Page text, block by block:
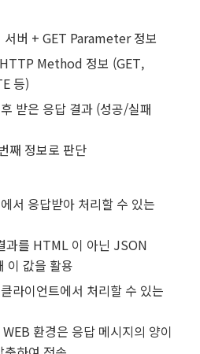
버 + GET Parameter 정보
Method 정보 (GET,
등)
받은 응답 결과 (성공/실패
째 정보로 판단
서 응답받아 처리할 수 있는
과를 HTML 이 아닌 JSON
이 값을 활용
라이언트에서 처리할 수 있는
환경은 응답 메시지의 양이